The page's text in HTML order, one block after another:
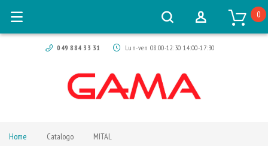
049 884 33 31 Lun-ven 08:00-12:30 14:00-17:30
0
Home Catalogo MITAL